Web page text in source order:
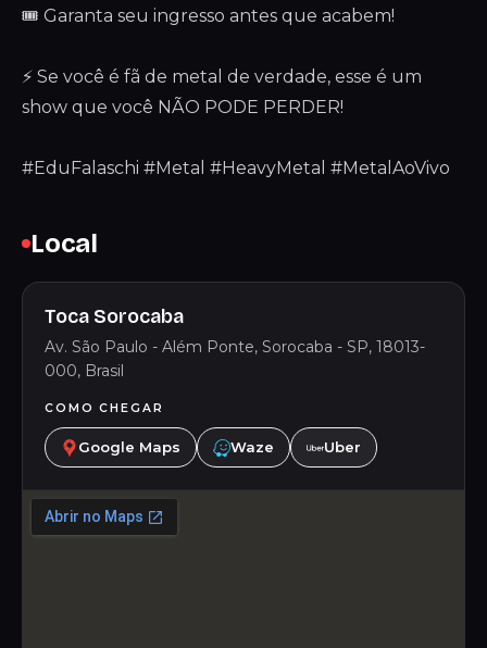
🎟 Garanta seu ingresso antes que acabem!
⚡ Se você é fã de metal de verdade, esse é um
show que você NÃO PODE PERDER!
#EduFalaschi #Metal #HeavyMetal #MetalAoVivo
Local
Toca Sorocaba
Av. São Paulo - Além Ponte, Sorocaba - SP, 18013-
000, Brasil
COMO CHEGAR
Google Maps Waze Uber